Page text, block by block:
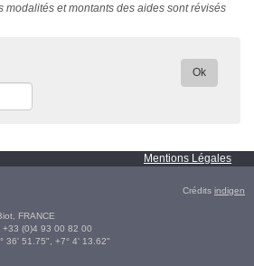
modalités et montants des aides sont révisés
Ok
Mentions Légales
Crédits indigen
FRANCE
+33 (0)4 93 00 82 00
36' 51.75", +7° 4' 13.62"